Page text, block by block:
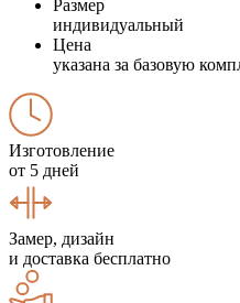
Размер
индивидуальный
Цена
указана за базовую
Изготовление
от 5 дней
Замер, дизайн
и доставка бесплатно